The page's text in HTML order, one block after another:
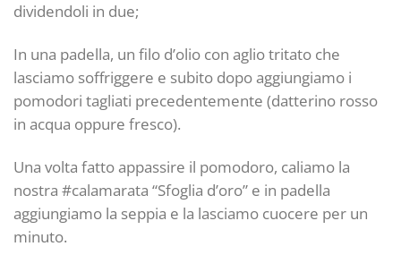
dividendoli in due;
In una padella, un filo d’olio con aglio tritato che
lasciamo soffriggere e subito dopo aggiungiamo i
pomodori tagliati precedentemente (datterino rosso
in acqua oppure fresco).
Una volta fatto appassire il pomodoro, caliamo la
nostra #calamarata “Sfoglia d’oro” e in padella
aggiungiamo la seppia e la lasciamo cuocere per un
minuto.